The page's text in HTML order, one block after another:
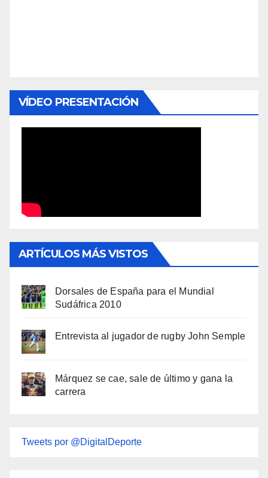
VÍDEO PRESENTACIÓN
ARTÍCULOS MÁS VISTOS
Dorsales de España para el Mundial
Sudáfrica 2010
Entrevista al jugador de rugby John Semple
Márquez se cae, sale de último y gana la
carrera
Tweets por @DigitalDeporte